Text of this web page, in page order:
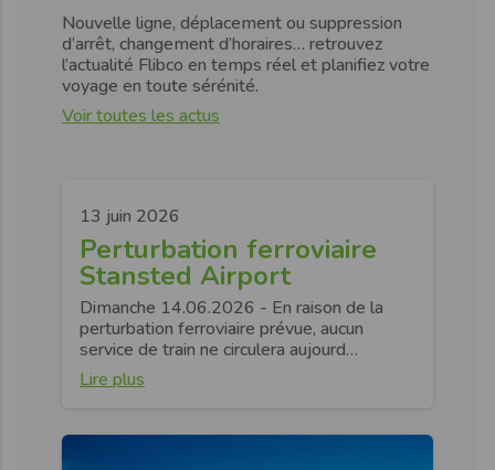
Nouvelle ligne, déplacement ou suppression
d’arrêt, changement d’horaires… retrouvez
l’actualité Flibco en temps réel et planifiez votre
voyage en toute sérénité.
Voir toutes les actus
13 juin 2026
Perturbation ferroviaire
Stansted Airport
Dimanche 14.06.2026 - En raison de la
perturbation ferroviaire prévue, aucun
service de train ne circulera aujourd…
Lire plus